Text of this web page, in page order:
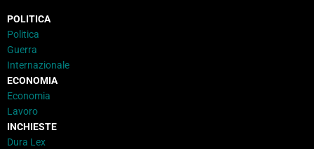
POLITICA
Politica
Guerra
Internazionale
ECONOMIA
Economia
Lavoro
INCHIESTE
Dura Lex